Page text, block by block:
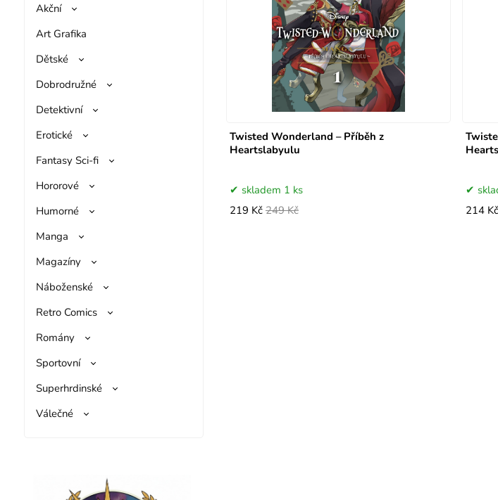
Akční
Art Grafika
Dětské
Dobrodružné
Detektivní
Erotické
Fantasy Sci-fi
Hororové
Humorné
Manga
Magazíny
Náboženské
Retro Comics
Romány
Sportovní
Superhrdinské
Válečné
Twisted Wonderland – Příběh z
Heartslabyulu
skladem 1 ks
219 Kč 249 Kč
214 Kč